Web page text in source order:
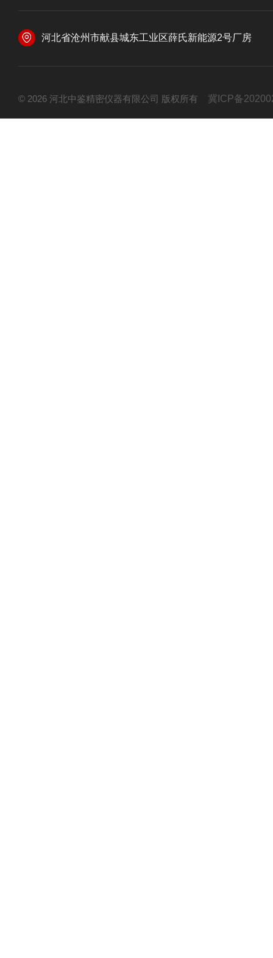
河北省沧州市献县城东工业区薛氏新能源2号厂房
© 2026 河北中鉴精密仪器有限公司 版权所有 冀ICP备